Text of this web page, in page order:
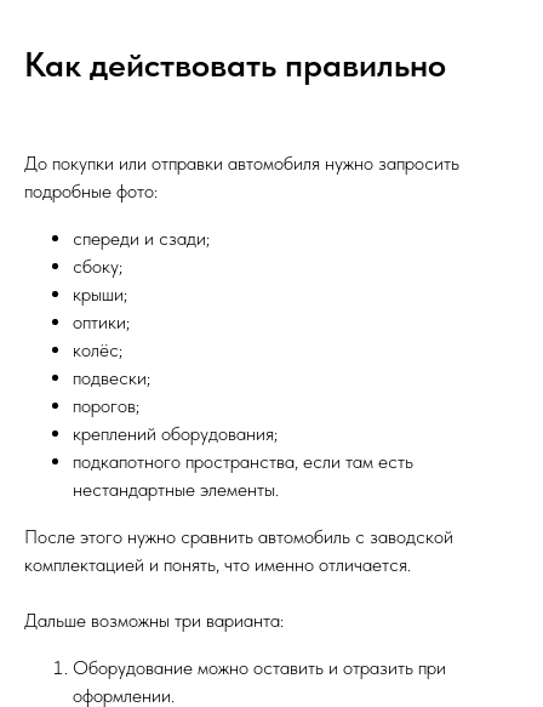
Как действовать правильно
До покупки или отправки автомобиля нужно запросить
подробные фото:
спереди и сзади;
сбоку;
крыши;
оптики;
колёс;
подвески;
порогов;
креплений оборудования;
подкапотного пространства, если там есть
нестандартные элементы.
После этого нужно сравнить автомобиль с заводской
комплектацией и понять, что именно отличается.
Дальше возможны три варианта:
Оборудование можно оставить и отразить при
оформлении.